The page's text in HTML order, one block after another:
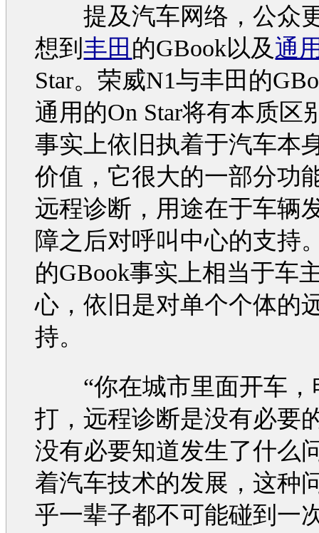
提及汽车网络，公众
想到丰田 的GBook以及通
Star。荣威N1与丰田 的
通用 的On Star将有本质区
事实上依旧执着于汽车本
价值，它很大的一部分功
远程诊断，用途在于车辆
障之后对呼叫中心的支持
的GBook事实上相当于车
心，依旧是对单个个体的
持。
“你在城市里面开车，
打，远程诊断是没有必要
没有必要知道发生了什么
着汽车技术的发展，这种
乎一辈子都不可能碰到一